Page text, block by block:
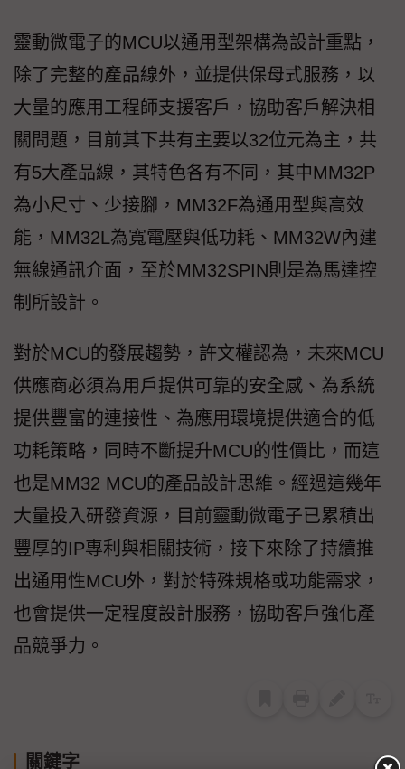
靈動微電子的MCU以通用型架構為設計重點，
除了完整的產品線外，並提供保母式服務，以
大量的應用工程師支援客戶，協助客戶解決相
關問題，目前其下共有主要以32位元為主，共
有5大產品線，其特色各有不同，其中MM32P
為小尺寸、少接腳，MM32F為通用型與高效
能，MM32L為寬電壓與低功耗、MM32W內建
無線通訊介面，至於MM32SPIN則是為馬達控
制所設計。
對於MCU的發展趨勢，許文權認為，未來MCU
供應商必須為用戶提供可靠的安全感、為系統
提供豐富的連接性、為應用環境提供適合的低
功耗策略，同時不斷提升MCU的性價比，而這
也是MM32 MCU的產品設計思維。經過這幾年
大量投入研發資源，目前靈動微電子已累積出
豐厚的IP專利與相關技術，接下來除了持續推
出通用性MCU外，對於特殊規格或功能需求，
也會提供一定程度設計服務，協助客戶強化產
品競爭力。
關鍵字